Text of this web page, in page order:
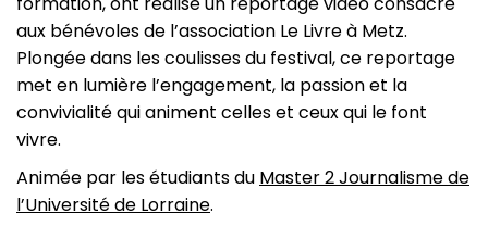
aux bénévoles de l’association Le Livre à Metz.
Plongée dans les coulisses du festival, ce reportage
met en lumière l’engagement, la passion et la
convivialité qui animent celles et ceux qui le font
vivre.
Animée par les étudiants du Master 2 Journalisme de
l’Université de Lorraine.